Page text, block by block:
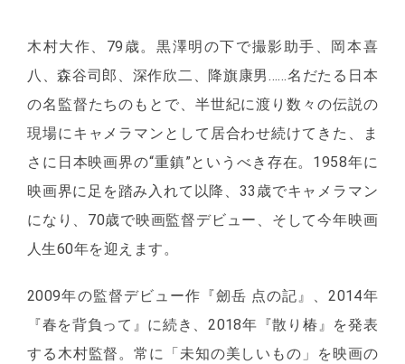
木村大作、79歳。黒澤明の下で撮影助手、岡本喜
八、森谷司郎、深作欣二、降旗康男……名だたる日本
の名監督たちのもとで、半世紀に渡り数々の伝説の
現場にキャメラマンとして居合わせ続けてきた、ま
さに日本映画界の“重鎮”というべき存在。1958年に
映画界に足を踏み入れて以降、33歳でキャメラマン
になり、70歳で映画監督デビュー、そして今年映画
人生60年を迎えます。
2009年の監督デビュー作『劒岳 点の記』、2014年
『春を背負って』に続き、2018年『散り椿』を発表
する木村監督。常に「未知の美しいもの」を映画の